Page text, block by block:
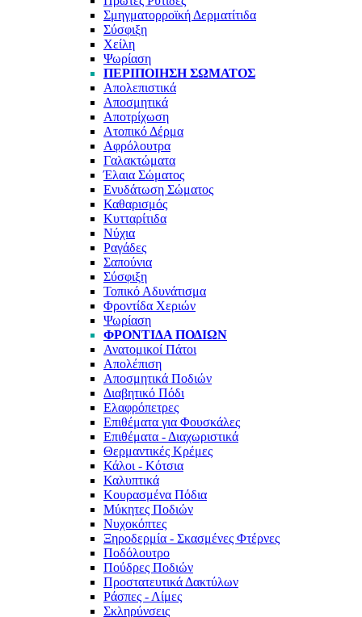
Σμηγματορροϊκή Δερματίτιδα
Σύσφιξη
Χείλη
Ψωρίαση
ΠΕΡΙΠΟΙΗΣΗ ΣΩΜΑΤΟΣ
Απολεπιστικά
Αποσμητικά
Αποτρίχωση
Ατοπικό Δέρμα
Αφρόλουτρα
Γαλακτώματα
Έλαια Σώματος
Ενυδάτωση Σώματος
Καθαρισμός
Κυτταρίτιδα
Νύχια
Ραγάδες
Σαπούνια
Σύσφιξη
Τοπικό Αδυνάτισμα
Φροντίδα Χεριών
Ψωρίαση
ΦΡΟΝΤΙΔΑ ΠΟΔΙΩΝ
Ανατομικοί Πάτοι
Απολέπιση
Αποσμητικά Ποδιών
Διαβητικό Πόδι
Ελαφρόπετρες
Επιθέματα για Φουσκάλες
Επιθέματα - Διαχωριστικά
Θερμαντικές Κρέμες
Κάλοι - Κότσια
Καλυπτικά
Κουρασμένα Πόδια
Μύκητες Ποδιών
Νυχοκόπτες
Ξηροδερμία - Σκασμένες Φτέρνες
Ποδόλουτρο
Πούδρες Ποδιών
Προστατευτικά Δακτύλων
Ράσπες - Λίμες
Σκληρύνσεις